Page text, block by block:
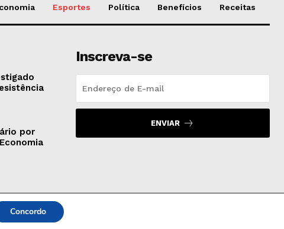
Esportes Política Benefícios Receitas
por
Inscreva-se
ENVIAR
Concordo